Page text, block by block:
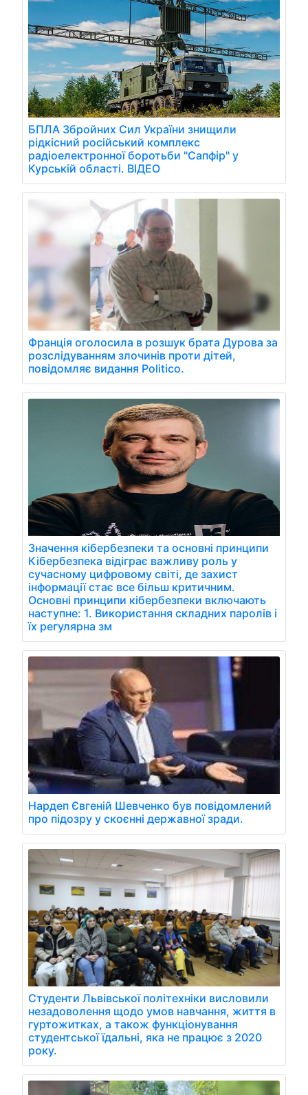
БПЛА Збройних Сил України знищили
рідкісний російський комплекс
радіоелектронної боротьби "Сапфір" у
Курській області. ВІДЕО
Франція оголосила в розшук брата Дурова за
розслідуванням злочинів проти дітей,
повідомляє видання Politico.
Значення кібербезпеки та основні принципи
Кібербезпека відіграє важливу роль у
сучасному цифровому світі, де захист
інформації стає все більш критичним.
Основні принципи кібербезпеки включають
наступне: 1. Використання складних паролів і
їх регулярна зм
Нардеп Євгеній Шевченко був повідомлений
про підозру у скоєнні державної зради.
Студенти Львівської політехніки висловили
незадоволення щодо умов навчання, життя в
гуртожитках, а також функціонування
студентської їдальні, яка не працює з 2020
року.